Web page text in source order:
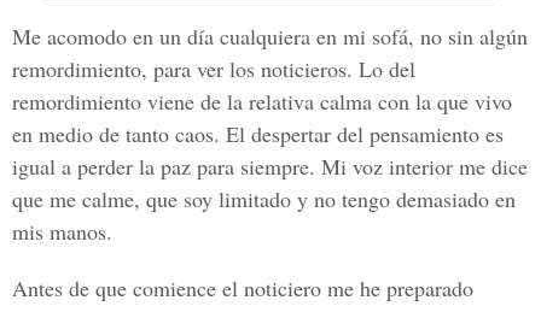
Me acomodo en un día cualquiera en mi sofá, no sin algún
remordimiento, para ver los noticieros. Lo del
remordimiento viene de la relativa calma con la que vivo
en medio de tanto caos. El despertar del pensamiento es
igual a perder la paz para siempre. Mi voz interior me dice
que me calme, que soy limitado y no tengo demasiado en
mis manos.
Antes de que comience el noticiero me he preparado